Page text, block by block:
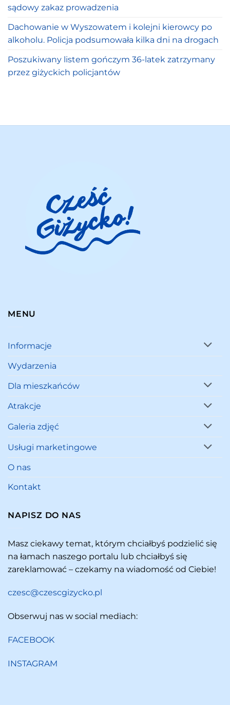
sądowy zakaz prowadzenia
Dachowanie w Wyszowatem i kolejni kierowcy po
alkoholu. Policja podsumowała kilka dni na drogach
Poszukiwany listem gończym 36-latek zatrzymany
przez giżyckich policjantów
MENU
Informacje
Wydarzenia
Dla mieszkańców
Atrakcje
Galeria zdjęć
Usługi marketingowe
O nas
Kontakt
NAPISZ DO NAS
Masz ciekawy temat, którym chciałbyś podzielić się
na łamach naszego portalu lub chciałbyś się
zareklamować – czekamy na wiadomość od Ciebie!
czesc@czescgizycko.pl
Obserwuj nas w social mediach:
FACEBOOK
INSTAGRAM